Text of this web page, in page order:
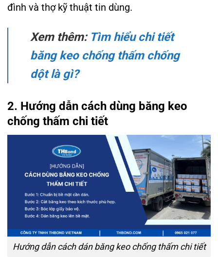
đình và thợ kỹ thuật tin dùng.
Xem thêm: Tìm hiểu chi tiết
băng keo chống thấm chống
dột là gì?
2. Hướng dẫn cách dùng băng keo
chống thấm chi tiết
Hướng dẫn cách dán băng keo chống thấm chi tiết